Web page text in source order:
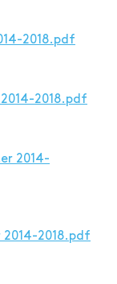
2018.pdf
2018.pdf
2014-
2018.pdf